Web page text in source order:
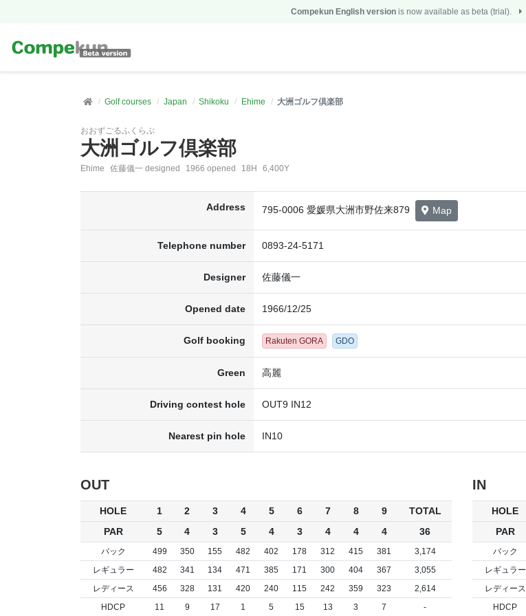
Compekun English versionis now available as beta (trial).
Golf courses Japan Shikoku Ehime 大洲ゴルフ倶楽部
おおずごるふくらぶ
大洲ゴルフ倶楽部
Ehime 佐藤儀一 designed 1966 opened 18H 6,400Y
Address 795-0006 愛媛県大洲市野佐来879 Map
Telephone number 0893-24-5171
Designer 佐藤儀一
Opened date 1966/12/25
Golf booking Rakuten GORA GDO
Green 高麗
Driving contest hole OUT9 IN12
Nearest pin hole IN10
OUT
HOLE 1 2 3 4 5 6 7 8 9
TOTAL
PAR
5 4 3 5 4 3 4 4 4 36
バック 499 350 155 482 402 178 312 415 381
3,174
レギュラー
482 341 134 471 385 171 300 404 367
3,055
レディース
456 328 131 420 240 115 242 359 323
2,614
HDCP
11 9 17 1 5 15 13 3 7 -
IN
HOLE
PAR
バック
レギュラー
レディース
HDCP